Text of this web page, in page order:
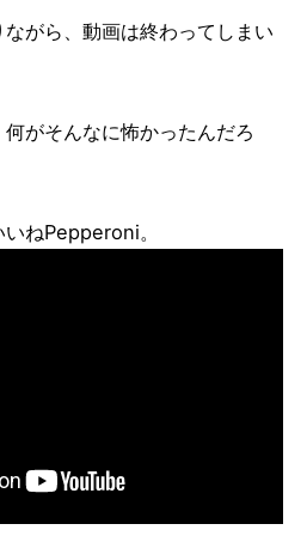
がら、動画は終わってしまい
がそんなに怖かったんだろ
ねPepperoni。